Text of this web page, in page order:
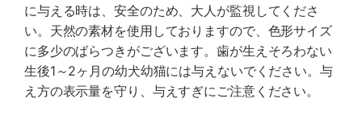
に与える時は、安全のため、大人が監視してくださ
い。天然の素材を使用しておりますので、色形サイズ
に多少のばらつきがございます。歯が生えそろわない
生後1～2ヶ月の幼犬幼猫には与えないでください。与
え方の表示量を守り、与えすぎにご注意ください。